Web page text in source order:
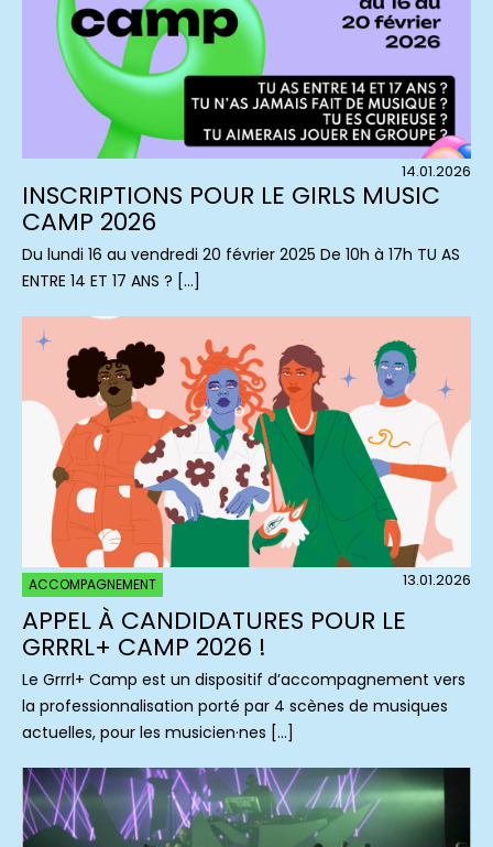
14.01.2026
INSCRIPTIONS POUR LE GIRLS MUSIC
CAMP 2026
Du lundi 16 au vendredi 20 février 2025 De 10h à 17h TU AS
ENTRE 14 ET 17 ANS ? […]
ACCOMPAGNEMENT 13.01.2026
APPEL À CANDIDATURES POUR LE
GRRRL+ CAMP 2026 !
Le Grrrl+ Camp est un dispositif d’accompagnement vers
la professionnalisation porté par 4 scènes de musiques
actuelles, pour les musicien·nes […]